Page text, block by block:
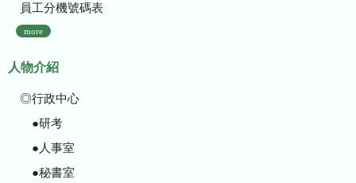
員工分機號碼表
more
人物介紹
◎行政中心
●研考
●人事室
●秘書室